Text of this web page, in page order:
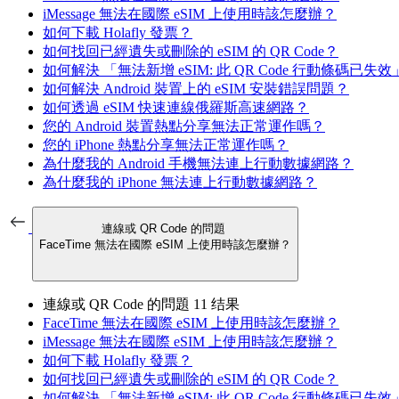
iMessage 無法在國際 eSIM 上使用時該怎麼辦？
如何下載 Holafly 發票？
如何找回已經遺失或刪除的 eSIM 的 QR Code？
如何解決 「無法新增 eSIM: 此 QR Code 行動條碼已失效
如何解決 Android 裝置上的 eSIM 安裝錯誤問題？
如何透過 eSIM 快速連線俄羅斯高速網路？
您的 Android 裝置熱點分享無法正常運作嗎？
您的 iPhone 熱點分享無法正常運作嗎？
為什麼我的 Android 手機無法連上行動數據網路？
為什麼我的 iPhone 無法連上行動數據網路？
連線或 QR Code 的問題
FaceTime 無法在國際 eSIM 上使用時該怎麼辦？
連線或 QR Code 的問題 11 结果
FaceTime 無法在國際 eSIM 上使用時該怎麼辦？
iMessage 無法在國際 eSIM 上使用時該怎麼辦？
如何下載 Holafly 發票？
如何找回已經遺失或刪除的 eSIM 的 QR Code？